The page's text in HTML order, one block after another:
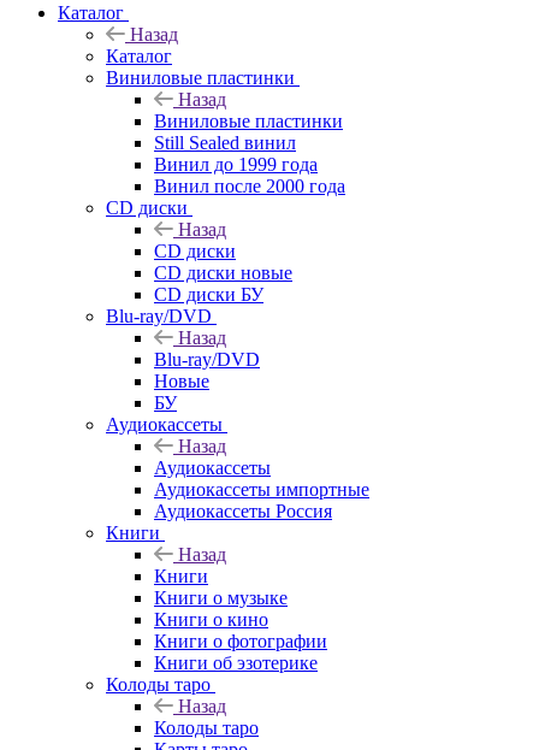
Каталог
Назад
Каталог
Виниловые пластинки
Назад
Виниловые пластинки
Still Sealed винил
Винил до 1999 года
Винил после 2000 года
CD диски
Назад
CD диски
CD диски новые
CD диски БУ
Blu-ray/DVD
Назад
Blu-ray/DVD
Новые
БУ
Аудиокассеты
Назад
Аудиокассеты
Аудиокассеты импортные
Аудиокассеты Россия
Книги
Назад
Книги
Книги о музыке
Книги о кино
Книги о фотографии
Книги об эзотерике
Колоды таро
Назад
Колоды таро